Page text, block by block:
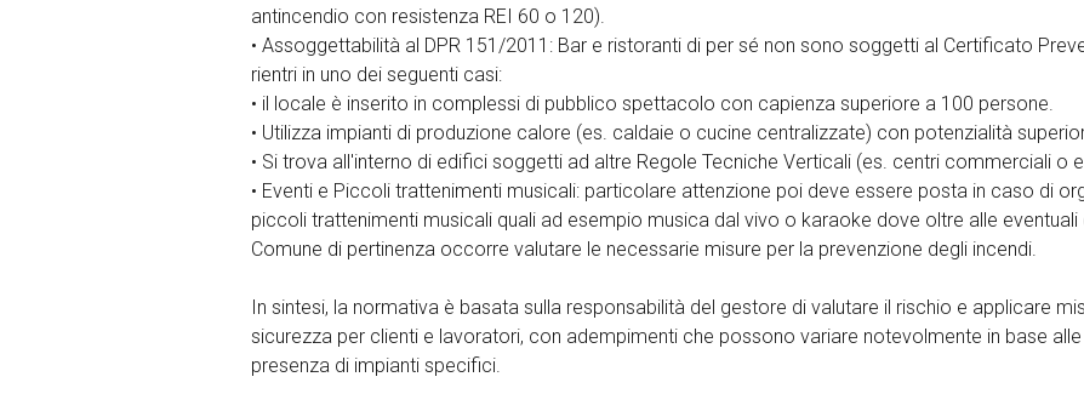
antincendio con resistenza REI 60 o 120).
• Assoggettabilità al DPR 151/2011: Bar e ristoranti di per sé non sono soggetti al Certificato
rientri in uno dei seguenti casi:
• il locale è inserito in complessi di pubblico spettacolo con capienza superiore a 100 persone.
• Utilizza impianti di produzione calore (es. caldaie o cucine centralizzate) con potenzialità
• Si trova all'interno di edifici soggetti ad altre Regole Tecniche Verticali (es. centri commerciali o
• Eventi e Piccoli trattenimenti musicali: particolare attenzione poi deve essere posta in caso di
piccoli trattenimenti musicali quali ad esempio musica dal vivo o karaoke dove oltre alle
Comune di pertinenza occorre valutare le necessarie misure per la prevenzione degli incendi.
In sintesi, la normativa è basata sulla responsabilità del gestore di valutare il rischio e applicare
sicurezza per clienti e lavoratori, con adempimenti che possono variare notevolmente in base
presenza di impianti specifici.